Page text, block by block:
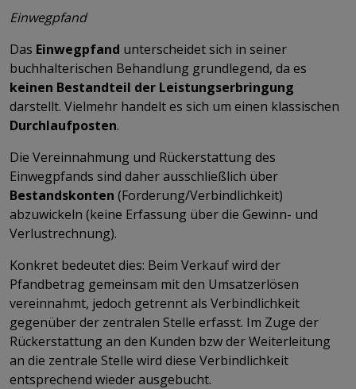
Einwegpfand
Das Einwegpfand unterscheidet sich in seiner
buchhalterischen Behandlung grundlegend, da es
keinen Bestandteil der Leistungserbringung
darstellt. Vielmehr handelt es sich um einen klassischen
Durchlaufposten.
Die Vereinnahmung und Rückerstattung des
Einwegpfands sind daher ausschließlich über
Bestandskonten (Forderung/Verbindlichkeit)
abzuwickeln (keine Erfassung über die Gewinn- und
Verlustrechnung).
Konkret bedeutet dies: Beim Verkauf wird der
Pfandbetrag gemeinsam mit den Umsatzerlösen
vereinnahmt, jedoch getrennt als Verbindlichkeit
gegenüber der zentralen Stelle erfasst. Im Zuge der
Rückerstattung an den Kunden bzw der Weiterleitung
an die zentrale Stelle wird diese Verbindlichkeit
entsprechend wieder ausgebucht.